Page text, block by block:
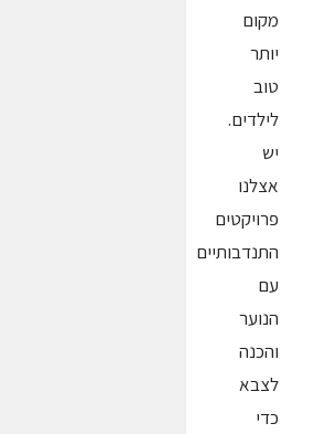
מקום
יותר
טוב
לילדים.
יש
אצלנו
פרויקטים
התנדבותיים
עם
הנוער
והכנה
לצבא
כדי